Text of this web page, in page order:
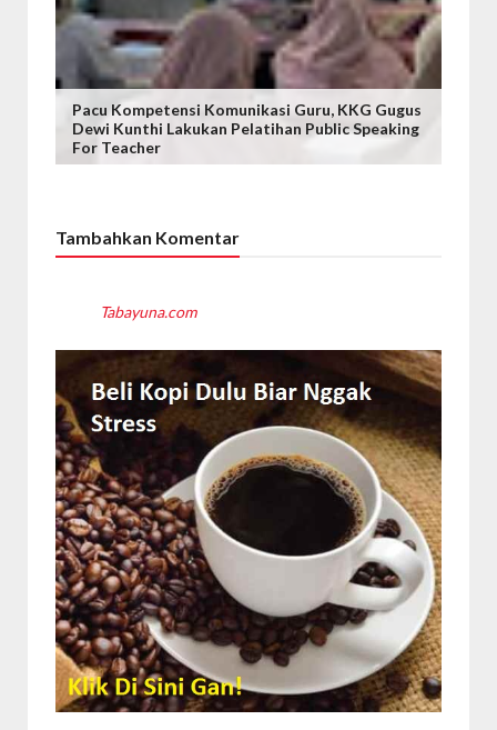
Pacu Kompetensi Komunikasi Guru, KKG Gugus
Dewi Kunthi Lakukan Pelatihan Public Speaking
For Teacher
Tambahkan Komentar
Tabayuna.com